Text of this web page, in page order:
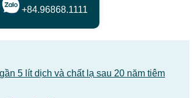
+84.96868.1111
5 lít dịch và chất lạ sau 20 năm tiêm